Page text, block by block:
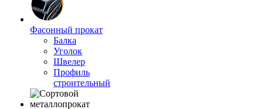
Фасонный прокат
Балка
Уголок
Швелер
Профиль
строительный